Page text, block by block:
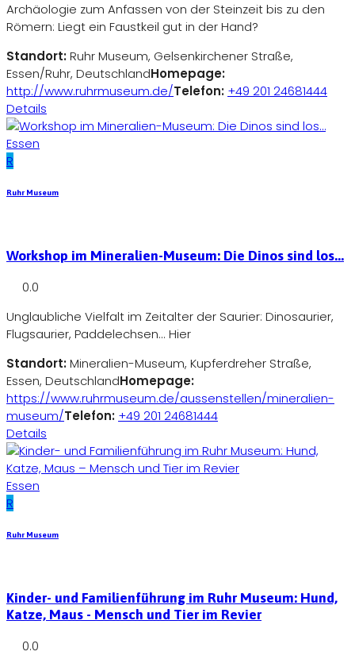
Archäologie zum Anfassen von der Steinzeit bis zu den
Römern: Liegt ein Faustkeil gut in der Hand?
Standort:Ruhr Museum, Gelsenkirchener Straße,
Essen/Ruhr, DeutschlandHomepage:
http://www.ruhrmuseum.de/Telefon: +49 201 24681444
Details
Essen
R
Ruhr Museum
Workshop im Mineralien-Museum: Die Dinos sind los...
0.0
Unglaubliche Vielfalt im Zeitalter der Saurier: Dinosaurier,
Flugsaurier, Paddelechsen... Hier
Standort:Mineralien-Museum, Kupferdreher Straße,
Essen, DeutschlandHomepage:
https://www.ruhrmuseum.de/aussenstellen/mineralien-
museum/Telefon: +49 201 24681444
Details
Essen
R
Ruhr Museum
Kinder- und Familienführung im Ruhr Museum: Hund,
Katze, Maus - Mensch und Tier im Revier
0.0